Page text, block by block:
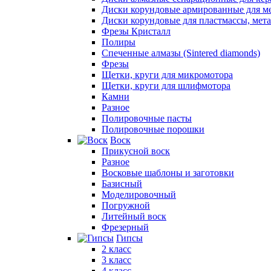
Диски корундовые армированные для
Диски корундовые для пластмассы,
Фрезы Кристалл
Полиры
Спеченные алмазы (Sintered diamonds)
Фрезы
Щетки, круги для микромотора
Щетки, круги для шлифмотора
Камни
Разное
Полировочные пасты
Полировочные порошки
Воск
Прикусной воск
Разное
Восковые шаблоны и заготовки
Базисный
Моделировочный
Погружной
Литейный воск
Фрезерный
Гипсы
2 класс
3 класс